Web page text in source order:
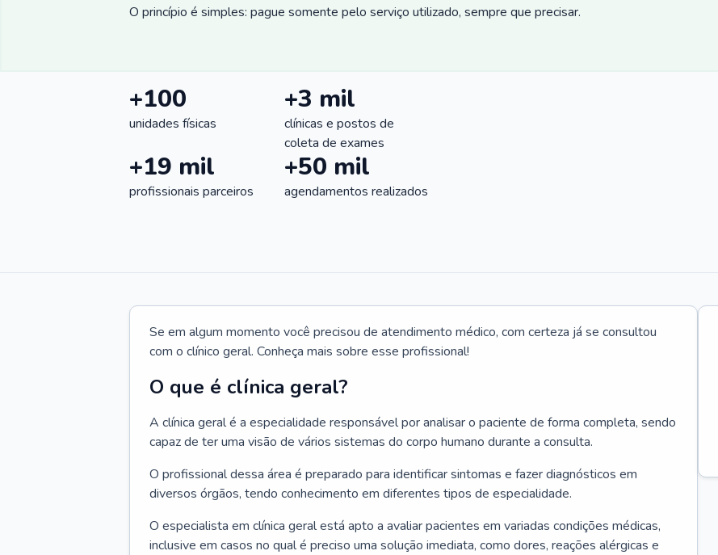
O princípio é simples: pague somente pelo serviço utilizado, sempre que precisar.
+100
unidades físicas
+3 mil
clínicas e postos de
coleta de exames
+19 mil
profissionais parceiros
+50 mil
agendamentos realizados
Se em algum momento você precisou de atendimento médico, com certeza já se consultou
com o clínico geral. Conheça mais sobre esse profissional!
O que é clínica geral?
A clínica geral é a especialidade responsável por analisar o paciente de forma completa, sendo
capaz de ter uma visão de vários sistemas do corpo humano durante a consulta.
O profissional dessa área é preparado para identificar sintomas e fazer diagnósticos em
diversos órgãos, tendo conhecimento em diferentes tipos de especialidade.
O especialista em clínica geral está apto a avaliar pacientes em variadas condições médicas,
inclusive em casos no qual é preciso uma solução imediata, como dores, reações alérgicas e